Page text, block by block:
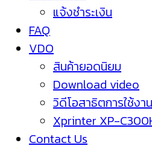
แจ้งชำระเงิน
FAQ
VDO
สินค้ายอดนิยม
Download video
วิดีโอสาธิตการใช้งาน
Xprinter XP-
Contact Us